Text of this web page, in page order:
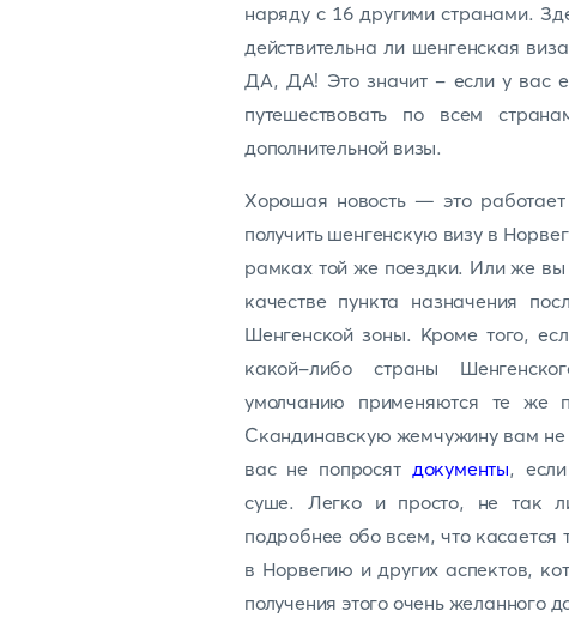
наряду с 16 другими странами.
действительна ли шенгенская
ДА, ДА! Это значит - если у вас
путешествовать по всем
дополнительной визы.
Хорошая новость — это
получить шенгенскую визу в
рамках той же поездки. Или же
качестве пункта назначения
Шенгенской зоны. Кроме того,
какой-либо страны
умолчанию применяются те же
Скандинавскую жемчужину вам не
вас не попросят документы,
суше. Легко и просто, не так
подробнее обо всем, что касается
в Норвегию и других аспектов,
получения этого очень желанного